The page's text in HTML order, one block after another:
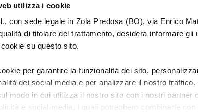
utilizza i cookie
con sede legale in Zola Predosa (BO), via Enrico
di titolare del trattamento, desidera informare gli
su questo sito.
per garantire la funzionalità del sito,
dei social media e per analizzare il nostro
modo in cui utilizza il nostro sito con i nostri partner
e social media, i quali potrebbero combinarle con
PRIVACY
Termini e condizioni